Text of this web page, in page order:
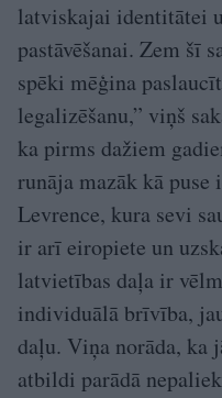
latviskajai identitātei
pastāvēšanai. Zem šī
spēki mēģina
legalizēšanu,” viņš
ka pirms dažiem
runāja mazāk kā
Levrence, kura sevi
ir arī eiropiete un
latvietības daļa ir
individuālā brīvība,
daļu. Viņa norāda, ka
atbildi parādā